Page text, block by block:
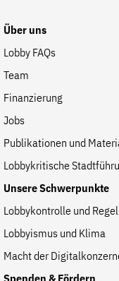
Über uns
Lobby FAQs
Team
Finanzierung
Jobs
Publikationen und
Lobbykritische
Unsere Schwerpunkte
Lobbykontrolle und
Lobbyismus und Klima
Macht der